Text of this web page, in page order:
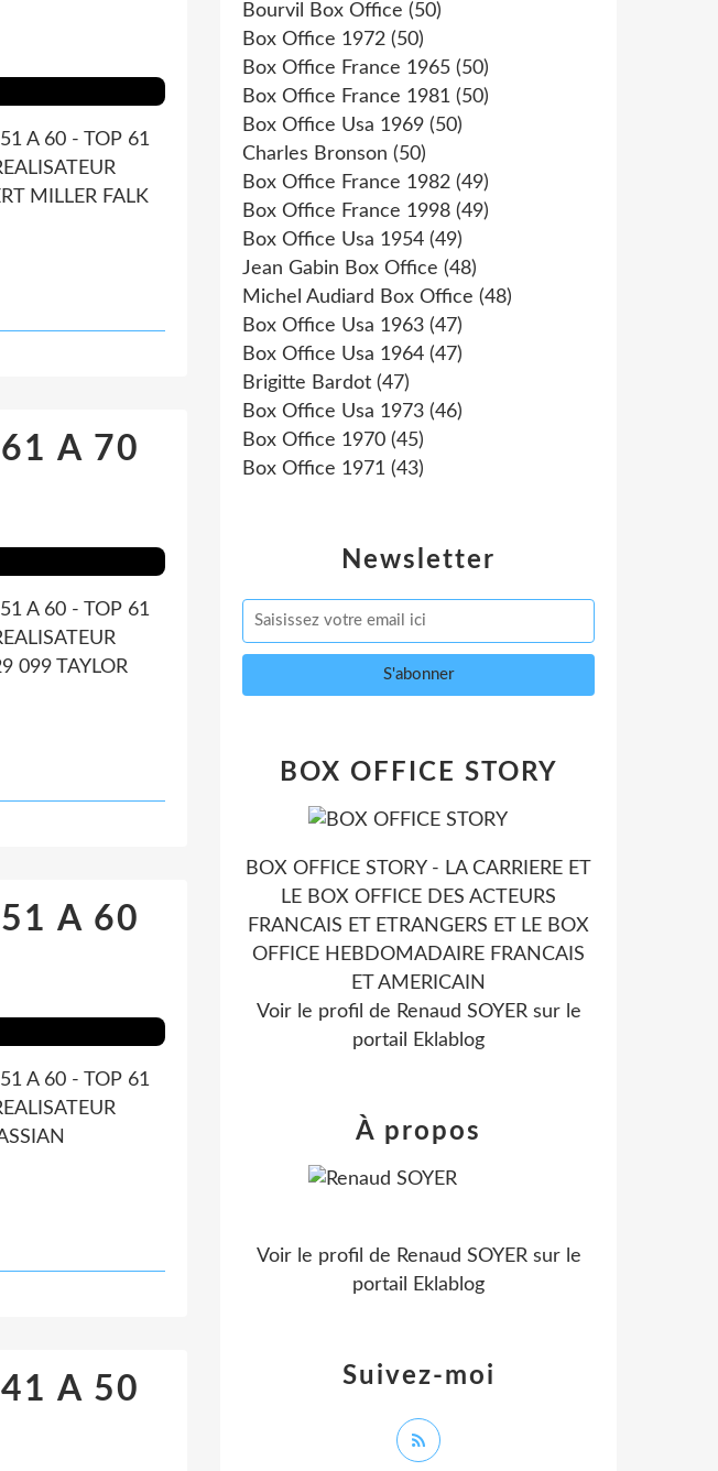
A 60 - TOP 61
MILLER FALK
A 70
A 60 - TOP 61
099 TAYLOR
A 60
A 60 - TOP 61
A 50
Newsletter
Bourvil Box Office (50)
Box Office 1972 (50)
Box Office France 1965 (50)
Box Office France 1981 (50)
Box Office Usa 1969 (50)
Charles Bronson (50)
Box Office France 1982 (49)
Box Office France 1998 (49)
Box Office Usa 1954 (49)
Jean Gabin Box Office (48)
Michel Audiard Box Office (48)
Box Office Usa 1963 (47)
Box Office Usa 1964 (47)
Brigitte Bardot (47)
Box Office Usa 1973 (46)
Box Office 1970 (45)
Box Office 1971 (43)
BOX OFFICE STORY
BOX OFFICE STORY - LA CARRIERE ET
LE BOX OFFICE DES ACTEURS
FRANCAIS ET ETRANGERS ET LE BOX
OFFICE HEBDOMADAIRE FRANCAIS
ET AMERICAIN
Voir le profil de Renaud SOYERsur le
portail Eklablog
Suivez-moi
À propos
Voir le profil de Renaud SOYERsur le
portail Eklablog